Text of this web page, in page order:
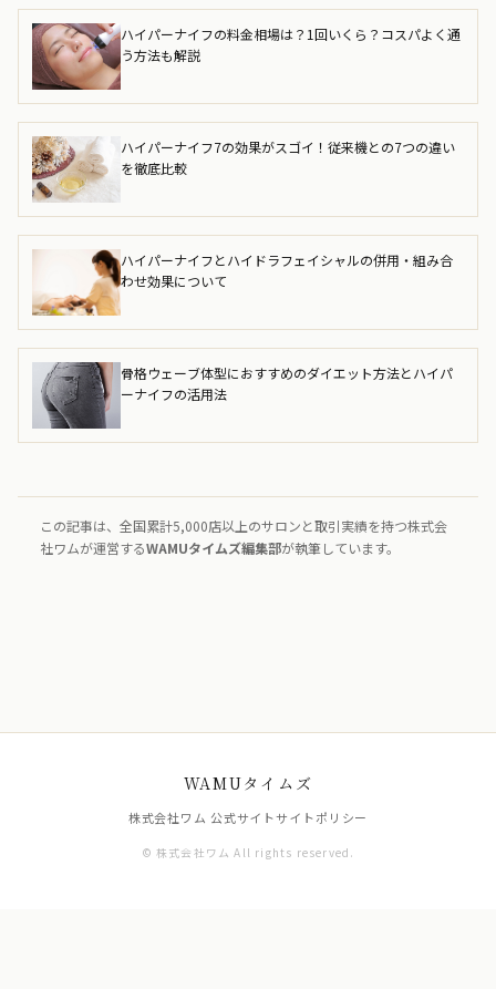
ハイパーナイフの料金相場は？1回いくら？コスパよく通
う方法も解説
ハイパーナイフ7の効果がスゴイ！従来機との7つの違い
を徹底比較
ハイパーナイフとハイドラフェイシャルの併用・組み合
わせ効果について
骨格ウェーブ体型におすすめのダイエット方法とハイパ
ーナイフの活用法
この記事は、全国累計5,000店以上のサロンと取引実績を持つ株式会
社ワムが運営するWAMUタイムズ編集部が執筆しています。
WAMUタイムズ
株式会社ワム 公式サイトサイトポリシー
© 株式会社ワム All rights reserved.